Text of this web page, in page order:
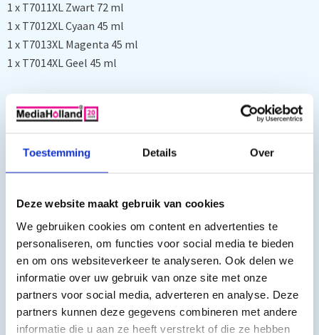
Toestemming Details Over
Deze website maakt gebruik van cookies
We gebruiken cookies om content en advertenties te
personaliseren, om functies voor social media te bieden
en om ons websiteverkeer te analyseren. Ook delen we
informatie over uw gebruik van onze site met onze
partners voor social media, adverteren en analyse. Deze
partners kunnen deze gegevens combineren met andere
informatie die u aan ze heeft verstrekt of die ze hebben
1 x T7011XL Zwart 72 ml
1 x T7012XL Cyaan 45 ml
1 x T7013XL Magenta 45 ml
1 x T7014XL Geel 45 ml
Geel 45 ml
O.a. geschikt voor de volgende printers:
Epson WorkForce Pro WP-4015 DN,Epson WorkForce Pro WP-
4095 DN, Epson WorkForce Pro WP-4515 DN, Epson WorkForce
Pro WP-4525 DNF, Epson WorkForce Pro WP-4595 DNF